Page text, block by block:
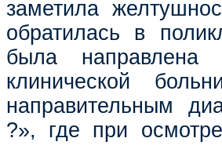
заметила
обратилась в
была направлена
клинической
направительным
?», где при